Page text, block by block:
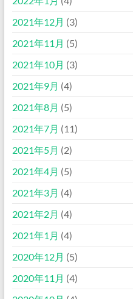
2021年12月 (3)
2021年11月 (5)
2021年10月 (3)
2021年9月 (4)
2021年8月 (5)
2021年7月 (11)
2021年5月 (2)
2021年4月 (5)
2021年3月 (4)
2021年2月 (4)
2021年1月 (4)
2020年12月 (5)
2020年11月 (4)